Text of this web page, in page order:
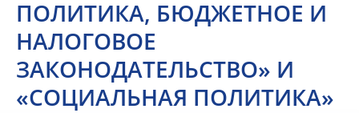
ПОЛИТИКА, БЮДЖЕТНОЕ И
НАЛОГОВОЕ
ЗАКОНОДАТЕЛЬСТВО» И
«СОЦИАЛЬНАЯ ПОЛИТИКА»